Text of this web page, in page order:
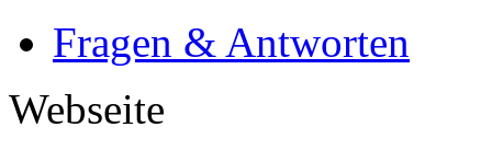
Fragen & Antworten
Webseite